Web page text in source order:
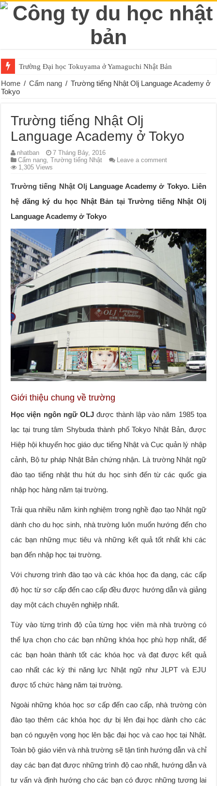
Trường Đại học Tokuyama ở Yamaguchi Nhật Bản
Home / Cẩm nang / Trường tiếng Nhật Olj Language Academy ở
Tokyo
Trường tiếng Nhật Olj
Language Academy ở Tokyo
nhatban
7 Tháng Bảy, 2016
Cẩm nang,Trường tiếng Nhật
Leave a comment
1,305 Views
Trường tiếng Nhật Olj Language Academy ở Tokyo. Liên
hệ đăng ký du học Nhật Bản tại Trường tiếng Nhật Olj
Language Academy ở Tokyo
Giới thiệu chung về trường
Học viện ngôn ngữ OLJđược thành lập vào năm 1985 tọa
lạc tại trung tâm Shybuda thành phố Tokyo Nhật Bản, được
Hiệp hội khuyến học giáo dục tiếng Nhật và Cục quản lý nhập
cảnh, Bộ tư pháp Nhật Bản chứng nhận. Là trường Nhật ngữ
đào tạo tiếng nhật thu hút du học sinh đến từ các quốc gia
nhập học hàng năm tại trường.
Trải qua nhiều năm kinh nghiệm trong nghề đạo tạo Nhật ngữ
dành cho du học sinh, nhà trường luôn muốn hướng đến cho
các bạn những mục tiêu và những kết quả tốt nhất khi các
bạn đến nhập học tại trường.
Với chương trình đào tạo và các khóa học đa dạng, các cấp
độ học từ sơ cấp đến cao cấp đều được hướng dẫn và giảng
dạy một cách chuyên nghiệp nhất.
Tùy vào từng trình độ của từng học viên mà nhà trường có
thể lựa chọn cho các bạn những khóa học phù hợp nhất, để
các bạn hoàn thành tốt các khóa học và đạt được kết quả
cao nhất các kỳ thi năng lực Nhật ngữ như JLPT và EJU
được tổ chức hàng năm tại trường.
Ngoài những khóa học sơ cấp đến cao cấp, nhà trường còn
đào tạo thêm các khóa học dự bị lên đại học dành cho các
bạn có nguyện vọng học lên bậc đại học và cao học tại Nhật.
Toàn bộ giáo viên và nhà trường sẽ tận tình hướng dẫn và chỉ
dạy các bạn đạt được những trình độ cao nhất, hướng dẫn và
tư vấn và định hướng cho các bạn có được những tương lai